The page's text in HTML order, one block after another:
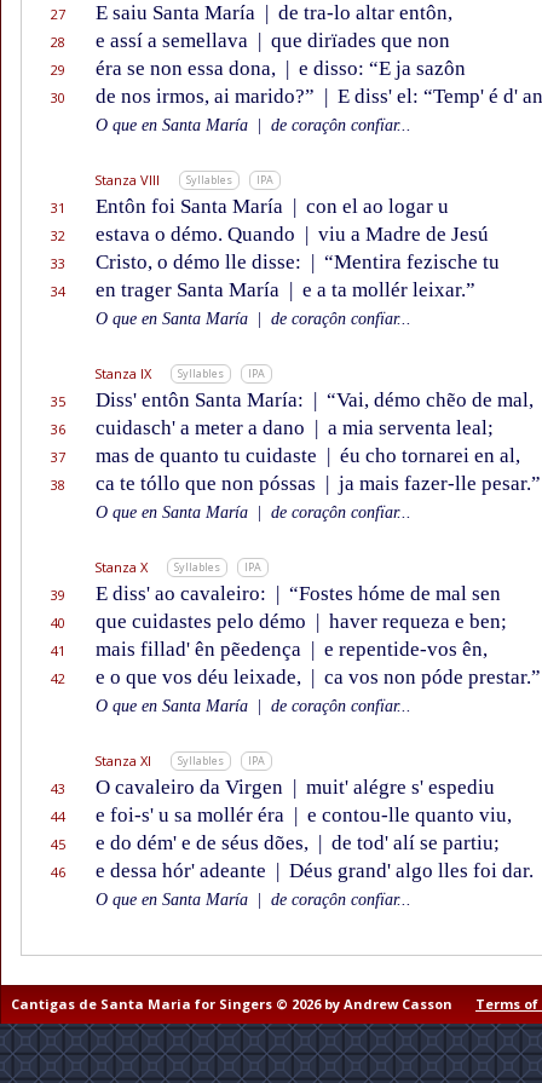
27 E saiu Santa María | de tra-lo altar entôn,
28 e assí a semellava | que dirïades que non
29 éra se non essa dona, | e disso: “E ja sazôn
30 de nos irmos, ai marido?” | E diss' el: “Temp' é d'
O que en Santa María de coraçôn confïar...
Stanza VIII Syllables IPA
31 Entôn foi Santa María | con el ao logar u
32 estava o démo. Quando | viu a Madre de Jesú
33 Cristo, o démo lle disse: | “Mentira fezische tu
34 en trager Santa María | e a ta mollér leixar.”
O que en Santa María de coraçôn confïar...
Stanza IX Syllables IPA
35 Diss' entôn Santa María: | “Vai, démo chẽo de mal,
36 cuidasch' a meter a dano | a mia serventa leal;
37 mas de quanto tu cuidaste | éu cho tornarei en al,
38 ca te tóllo que non póssas | ja mais fazer-lle pesar.”
O que en Santa María de coraçôn confïar...
Stanza X Syllables IPA
39 E diss' ao cavaleiro: | “Fostes hóme de mal sen
40 que cuidastes pelo démo | haver requeza e ben;
41 mais fillad' ên pẽedença | e repentide-vos ên,
42 e o que vos déu leixade, | ca vos non póde prestar.”
O que en Santa María de coraçôn confïar...
Stanza XI Syllables IPA
43 O cavaleiro da Virgen | muit' alégre s' espediu
44 e foi-s' u sa mollér éra | e contou-lle quanto viu,
45 e do dém' e de séus dões, | de tod' alí se partiu;
46 e dessa hór' adeante | Déus grand' algo lles foi dar.
O que en Santa María de coraçôn confïar...
Cantigas de Santa Maria for Singers © 2026 by Andrew Casson Terms of